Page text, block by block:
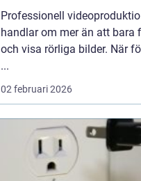
Professionell
handlar om mer än att bara
och visa rörliga bilder. När
...
02 februari 2026